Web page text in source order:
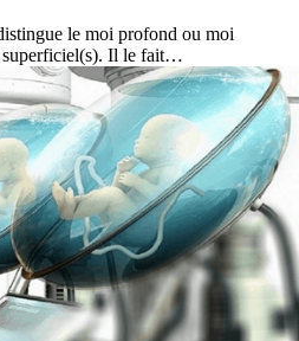
le moi profond ou moi
superficiel(s). Il le fait…